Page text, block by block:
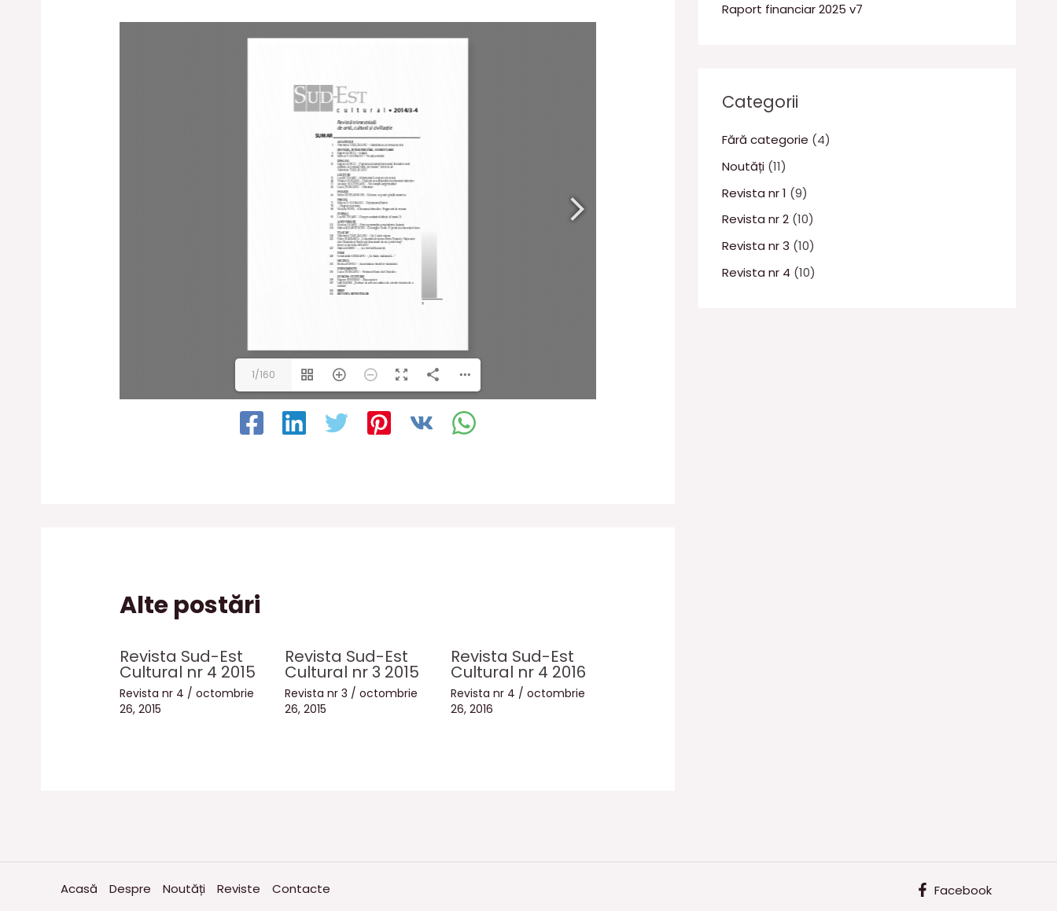
1/160
Alte postări
Revista Sud-Est
Cultural nr 4 2015
Revista nr 4 /octombrie
26, 2015
Revista Sud-Est
Cultural nr 3 2015
Revista nr 3 /octombrie
26, 2015
Revista Sud-Est
Cultural nr 4 2016
Revista nr 4 / octombrie
26, 2016
Raport financiar 2025 v7
Categorii
Fără categorie (4)
Noutăți (11)
Revista nr 1 (9)
Revista nr 2 (10)
Revista nr 3 (10)
Revista nr 4 (10)
Acasă Despre Noutăți Reviste Contacte Facebook